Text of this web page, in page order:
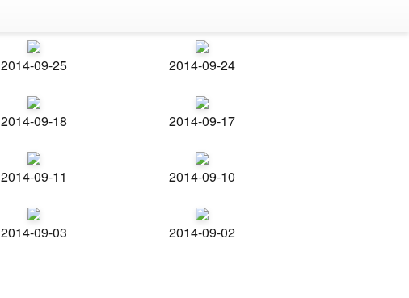
2014-09-25 2014-09-24
2014-09-18 2014-09-17
2014-09-11 2014-09-10
2014-09-03 2014-09-02